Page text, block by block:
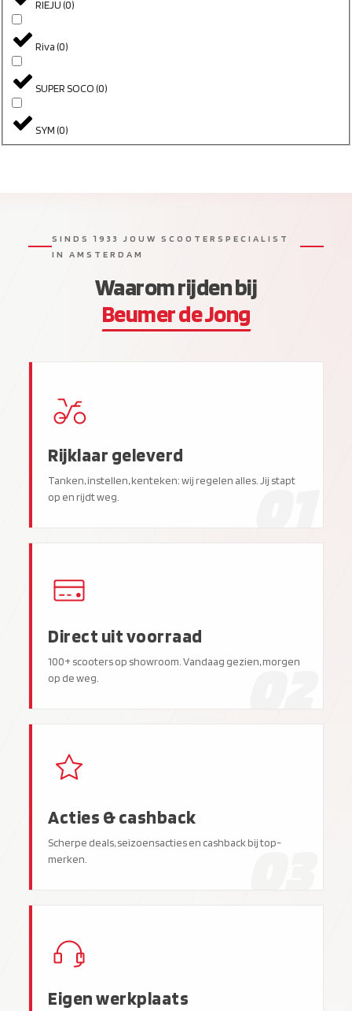
RIEJU(0)
Riva(0)
SUPER SOCO(0)
SYM(0)
SINDS 1933 JOUW SCOOTERSPECIALIST
IN AMSTERDAM
Waarom rijden bij
Beumer de Jong
Rijklaar geleverd
Tanken, instellen, kenteken: wij regelen alles. Jij stapt
op en rijdt weg.
01
Direct uit voorraad
100+ scooters op showroom. Vandaag gezien, morgen
op de weg.
02
Acties & cashback
Scherpe deals, seizoensacties en cashback bij top-
merken.
03
Eigen werkplaats